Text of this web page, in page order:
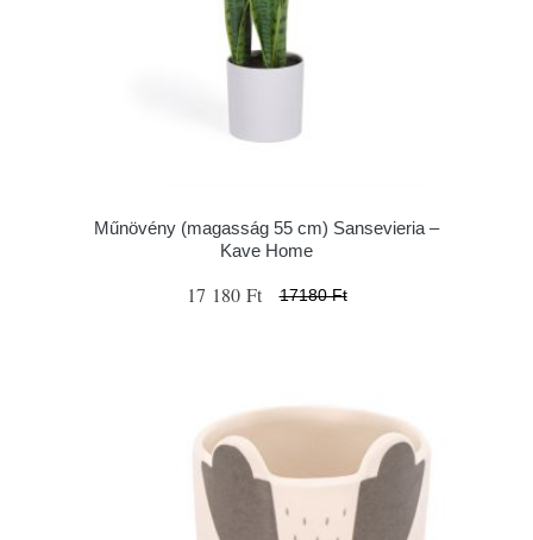
Műnövény (magasság 55 cm) Sansevieria –
Kave Home
17 180 Ft 17180 Ft